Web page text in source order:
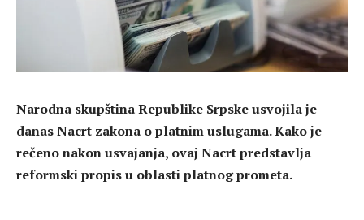
Narodna skupština Republike Srpske usvojila je
danas Nacrt zakona o platnim uslugama. Kako je
rečeno nakon usvajanja, ovaj Nacrt predstavlja
reformski propis u oblasti platnog prometa.